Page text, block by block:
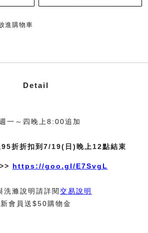
進購物車
Detail
一～四晚上8:00追加
95折折扣到7/19(日)晚上12點結束
https://goo.gl/E7SvgL
洗滌說明請詳閱交易說明
新會員送$50購物金